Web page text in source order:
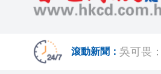
滾動新聞： 吳可畏